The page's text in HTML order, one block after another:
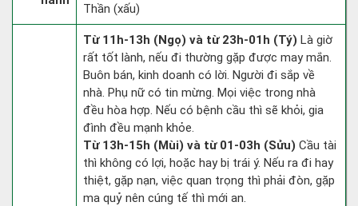
Thần (xấu)
Từ 11h-13h (Ngọ) và từ 23h-01h (Tý) Là giờ
rất tốt lành, nếu đi thường gặp được may mắn.
Buôn bán, kinh doanh có lời. Người đi sắp về
nhà. Phụ nữ có tin mừng. Mọi việc trong nhà
đều hòa hợp. Nếu có bệnh cầu thì sẽ khỏi, gia
đình đều mạnh khỏe.
Từ 13h-15h (Mùi) và từ 01-03h (Sửu) Cầu tài
thì không có lợi, hoặc hay bị trái ý. Nếu ra đi hay
thiệt, gặp nạn, việc quan trọng thì phải đòn, gặp
ma quỷ nên cúng tế thì mới an.